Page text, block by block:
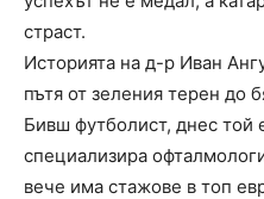
страст.
Историята на д-р Иван
пътя от зеления терен до
Бивш футболист, днес той
специализира
вече има стажове в топ